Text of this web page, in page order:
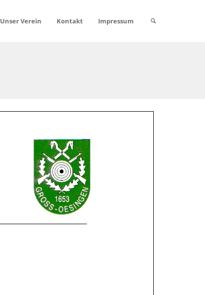
Unser Verein Kontakt Impressum